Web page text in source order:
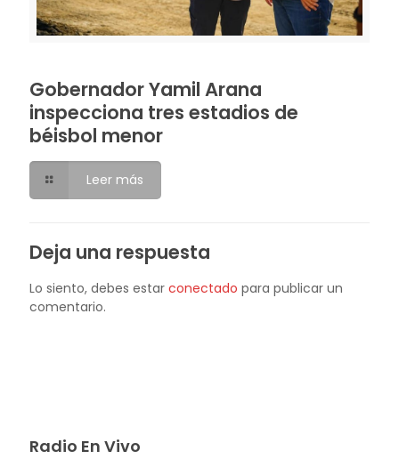
Gobernador Yamil Arana
inspecciona tres estadios de
béisbol menor
Leer más
Deja una respuesta
Lo siento, debes estar conectado para publicar un
comentario.
Radio En Vivo